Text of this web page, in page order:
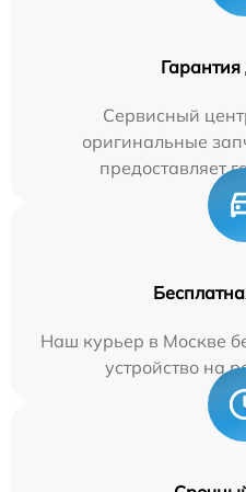
Гарантия
Сервисный
оригинальные
предоставляет
Наш курьер в Москве
устройство на